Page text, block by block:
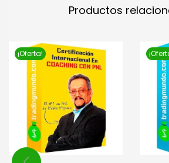
Productos
¡Oferta!